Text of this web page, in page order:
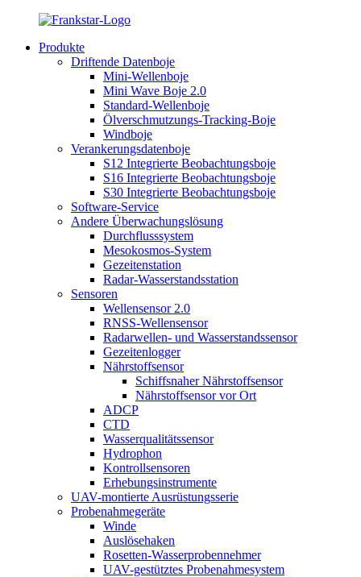
Produkte
Driftende Datenboje
Mini-Wellenboje
Mini Wave Boje 2.0
Standard-Wellenboje
Ölverschmutzungs-Tracking-Boje
Windboje
Verankerungsdatenboje
S12 Integrierte Beobachtungsboje
S16 Integrierte Beobachtungsboje
S30 Integrierte Beobachtungsboje
Software-Service
Andere Überwachungslösung
Durchflusssystem
Mesokosmos-System
Gezeitenstation
Radar-Wasserstandsstation
Sensoren
Wellensensor 2.0
RNSS-Wellensensor
Radarwellen- und Wasserstandssensor
Gezeitenlogger
Nährstoffsensor
Schiffsnaher Nährstoffsensor
Nährstoffsensor vor Ort
ADCP
CTD
Wasserqualitätssensor
Hydrophon
Kontrollsensoren
Erhebungsinstrumente
UAV-montierte Ausrüstungsserie
Probenahmegeräte
Winde
Auslösehaken
Rosetten-Wasserprobennehmer
UAV-gestütztes Probenahmesystem